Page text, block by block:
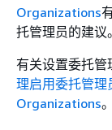
Organizations
托管理员的建议。
有关设置委托管
理启用委托管理
Organizations。